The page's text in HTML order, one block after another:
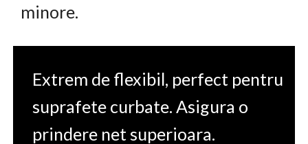
minore.
Extrem de flexibil, perfect pentru
suprafete curbate. Asigura o
prindere net superioara.